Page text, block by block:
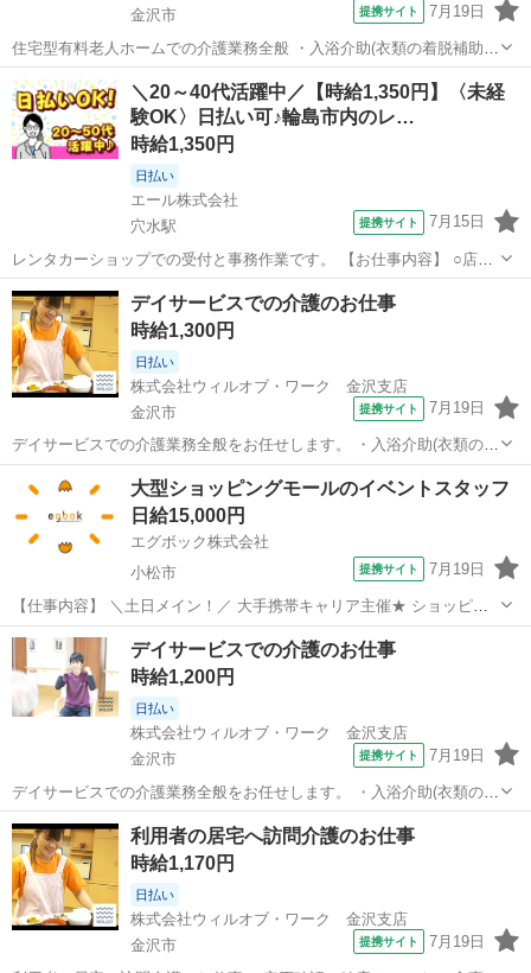
金沢市
提携サイト 7月19日
住宅型有料老人ホームでの介護業務全般 ・入浴介助(衣類の着脱補助、
洗髪、洗顔、体洗い補助など) ・食事介助(食事摂取のサポート、声掛
け、見守り、配膳など) ・排泄介助(トイレへの誘導、見守り、おむつ
交換など) ・環境整備(居...
石川 金沢市
＼20～40代活躍中／【時給1,350円】〈未経
験OK〉日払い可♪輪島市内のレ…
時給1,350円
日払い
エール株式会社
穴水駅
提携サイト 7月15日
レンタカーショップでの受付と事務作業です。 【お仕事内容】 ○店頭
や電話での予約受付 ○精算の手続き ○システムへのデータ入力 ○車内
の簡単な清掃 ○車の受け渡し →お店の前に車を移動するなど多少の運
転業務があります 【...
石川 穴水駅 その他
デイサービスでの介護のお仕事
時給1,300円
日払い
株式会社ウィルオブ・ワーク 金沢支店
金沢市
提携サイト 7月19日
デイサービスでの介護業務全般をお任せします。 ・入浴介助(衣類の着
脱補助、洗髪、洗顔、体洗い補助など) ・食事介助(食事摂取のサポー
ト、声掛け、見守り、配膳など) ・排泄介助(トイレへの誘導、見守
り、おむつ交換など) ・環...
その他
大型ショッピングモールのイベントスタッフ
日給15,000円
エグボック株式会社
小松市
提携サイト 7月19日
【仕事内容】 ＼土日メイン！／ 大手携帯キャリア主催★ ショッピン
グモールでのPRイベント運営・案内スタッフ募集！ 商業施設やショッ
ピングモール内の特設会場で、ご来店されたお客様に元気よくお声が
けし、イベントブースへご案...
石川 小松市 その他
デイサービスでの介護のお仕事
時給1,200円
日払い
株式会社ウィルオブ・ワーク 金沢支店
金沢市
提携サイト 7月19日
デイサービスでの介護業務全般をお任せします。 ・入浴介助(衣類の着
脱補助、洗髪、洗顔、体洗い補助など) ・食事介助(食事摂取のサポー
ト、声掛け、見守り、配膳など) ・排泄介助(トイレへの誘導、見守
り、おむつ交換など) ・環...
石川 金沢市 その他
利用者の居宅へ訪問介護のお仕事
時給1,170円
日払い
株式会社ウィルオブ・ワーク 金沢支店
金沢市
提携サイト 7月19日